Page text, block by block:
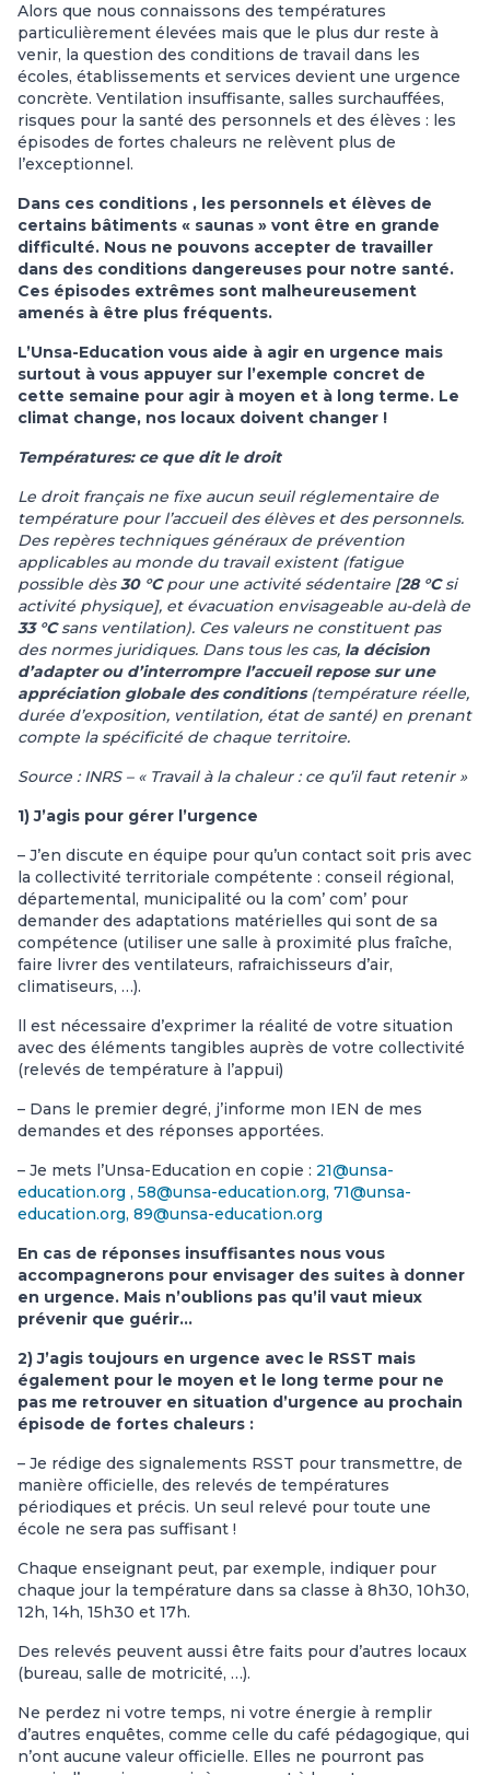
Alors que nous connaissons des températures
particulièrement élevées mais que le plus dur reste à
venir, la question des conditions de travail dans les
écoles, établissements et services devient une urgence
concrète. Ventilation insuffisante, salles surchauffées,
risques pour la santé des personnels et des élèves : les
épisodes de fortes chaleurs ne relèvent plus de
l’exceptionnel.
Dans ces conditions , les personnels et élèves de
certains bâtiments « saunas » vont être en grande
difficulté. Nous ne pouvons accepter de travailler
dans des conditions dangereuses pour notre santé.
Ces épisodes extrêmes sont malheureusement
amenés à être plus fréquents.
L’Unsa-Education vous aide à agir en urgence mais
surtout à vous appuyer sur l’exemple concret de
cette semaine pour agir à moyen et à long terme. Le
climat change, nos locaux doivent changer !
Températures: ce que dit le droit
Le droit français ne fixe aucun seuil réglementaire de
température pour l’accueil des élèves et des personnels.
Des repères techniques généraux de prévention
applicables au monde du travail existent (fatigue
possible dès30 °Cpour une activité sédentaire [28 °Csi
activité physique], et évacuation envisageable au-delà de
33 °Csans ventilation). Ces valeurs ne constituent pas
des normes juridiques. Dans tous les cas, la décision
d’adapter ou d’interrompre l’accueil repose sur une
appréciation globale des conditions(température réelle,
durée d’exposition, ventilation, état de santé) en prenant
compte la spécificité de chaque territoire.
Source : INRS – « Travail à la chaleur : ce qu’il faut retenir »
1) J’agis pour gérer l’urgence
– J’en discute en équipe pour qu’un contact soit pris avec
la collectivité territoriale compétente : conseil régional,
départemental, municipalité ou la com’ com’ pour
demander des adaptations matérielles qui sont de sa
compétence (utiliser une salle à proximité plus fraîche,
faire livrer des ventilateurs, rafraichisseurs d’air,
climatiseurs, …).
ll est nécessaire d’exprimer la réalité de votre situation
avec des éléments tangibles auprès de votre collectivité
(relevés de température à l’appui)
– Dans le premier degré, j’informe mon IEN de mes
demandes et des réponses apportées.
– Je mets l’Unsa-Education en copie : 21@unsa-
education.org , 58@unsa-education.org, 71@unsa-
education.org, 89@unsa-education.org
En cas de réponses insuffisantes nous vous
accompagnerons pour envisager des suites à donner
en urgence. Mais n’oublions pas qu’il vaut mieux
prévenir que guérir…
2) J’agis toujours en urgence avec le RSST mais
également pour le moyen et le long terme pour ne
pas me retrouver en situation d’urgence au prochain
épisode de fortes chaleurs :
– Je rédige des signalements RSST pour transmettre, de
manière officielle, des relevés de températures
périodiques et précis. Un seul relevé pour toute une
école ne sera pas suffisant !
Chaque enseignant peut, par exemple, indiquer pour
chaque jour la température dans sa classe à 8h30, 10h30,
12h, 14h, 15h30 et 17h.
Des relevés peuvent aussi être faits pour d’autres locaux
(bureau, salle de motricité, …).
Ne perdez ni votre temps, ni votre énergie à remplir
d’autres enquêtes, comme celle du café pédagogique, qui
n’ont aucune valeur officielle. Elles ne pourront pas